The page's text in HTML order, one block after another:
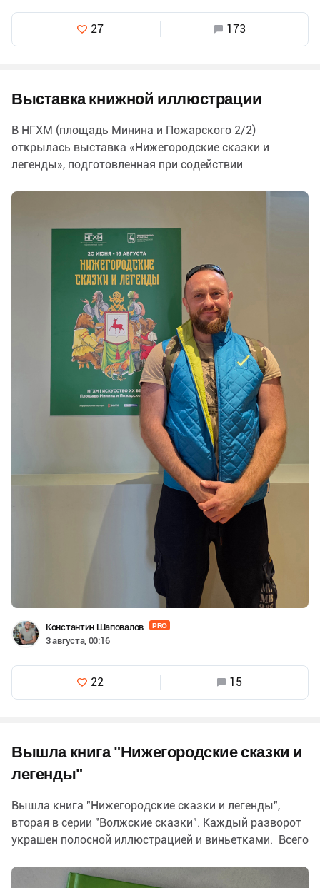
27 173
Выставка книжной иллюстрации
В НГХМ (площадь Минина и Пожарского 2/2)
открылась выставка «Нижегородские сказки и
легенды», подготовленная при содействии
приоритеты». В рамках…
Константин Шаповалов PRO
3 августа, 00:16
22 15
Вышла книга "Нижегородские сказки и
легенды"
Вышла книга "Нижегородские сказки и легенды",
вторая в серии "Волжские сказки". Каждый разворот
украшен полосной иллюстрацией и виньетками. Всего